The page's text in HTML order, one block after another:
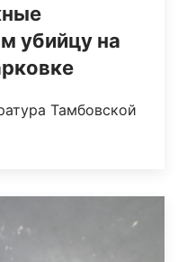
убийцу на
Тамбовской